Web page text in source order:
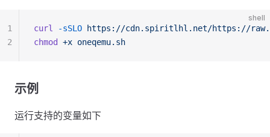
shell
curl -sSLO https://cdn.spiritlhl.net/https://
chmod
+x oneqemu.sh
1
2
示例
运行支持的变量如下